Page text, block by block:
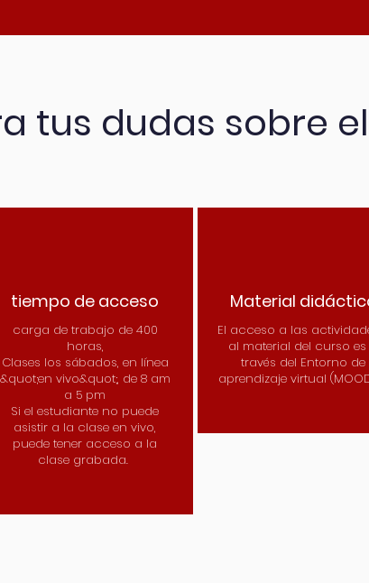
tus dudas sobre
tiempo de acceso
carga de trabajo de 400
horas,
Clases los sábados, en línea
&quot;en vivo&quot;, de 8 am
a 5 pm
Si el estudiante no puede
asistir a la clase en vivo,
puede tener acceso a la
clase grabada.
Material
El acceso a las
al material del curso es
través del Entorno de
aprendizaje virtual